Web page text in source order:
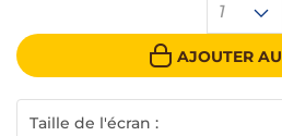
1
AJOUTER
Taille de l'écran :